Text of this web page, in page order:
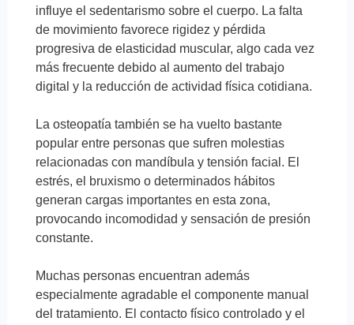
influye el sedentarismo sobre el cuerpo. La falta
de movimiento favorece rigidez y pérdida
progresiva de elasticidad muscular, algo cada vez
más frecuente debido al aumento del trabajo
digital y la reducción de actividad física cotidiana.
La osteopatía también se ha vuelto bastante
popular entre personas que sufren molestias
relacionadas con mandíbula y tensión facial. El
estrés, el bruxismo o determinados hábitos
generan cargas importantes en esta zona,
provocando incomodidad y sensación de presión
constante.
Muchas personas encuentran además
especialmente agradable el componente manual
del tratamiento. El contacto físico controlado y el